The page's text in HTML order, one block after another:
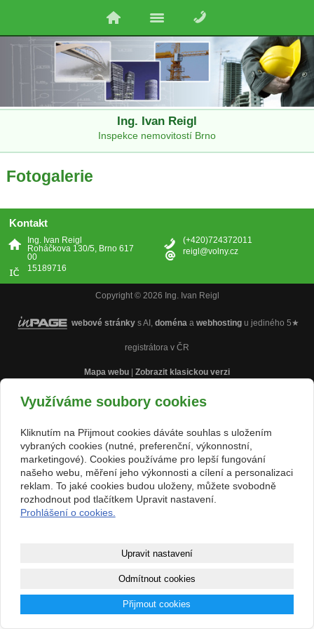
Ing. Ivan Reigl
Inspekce nemovitostí Brno
Fotogalerie
Kontakt
Ing. Ivan Reigl
Roháčkova 130/5, Brno 617
00
15189716
(+420)724372011
reigl@volny.cz
Copyright © 2026 Ing. Ivan Reigl
webové stránky s AI, doména a webhosting u jediného 5★
registrátora v ČR
Mapa webu Zobrazit klasickou verzi
Využíváme soubory cookies
Kliknutím na Přijmout cookies dáváte souhlas s uložením
vybraných cookies (nutné, preferenční, výkonnostní,
marketingové). Cookies používáme pro lepší fungování
našeho webu, měření jeho výkonnosti a cílení a personalizaci
reklam. To jaké cookies budou uloženy, můžete svobodně
rozhodnout pod tlačítkem Upravit nastavení.
Prohlášení o cookies.
Upravit nastavení
Odmítnout cookies
Přijmout cookies